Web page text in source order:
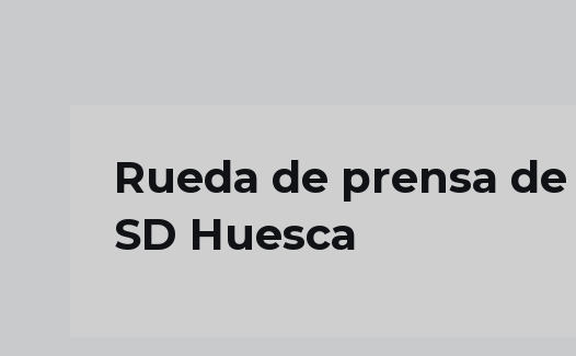
Rueda de prensa
SD Huesca